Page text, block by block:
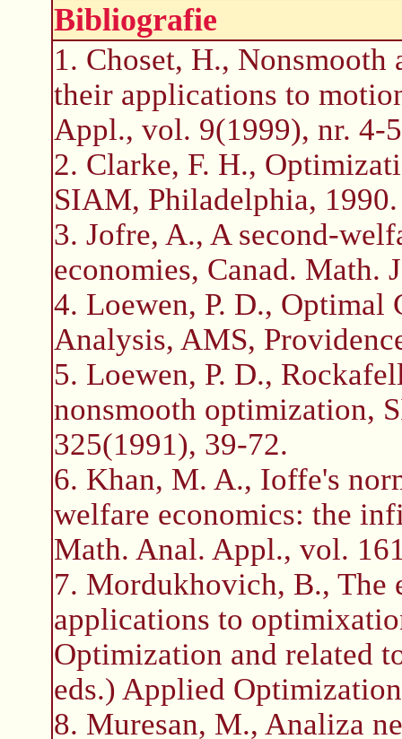
Bibliografie
1. Choset, H., Nonsmooth
their applications to
Appl., vol. 9(1999), nr. 4-
2. Clarke, F. H.,
SIAM, Philadelphia, 1990.
3. Jofre, A., A second-
economies, Canad. Math.
4. Loewen, P. D., Optimal
Analysis, AMS,
5. Loewen, P. D.,
nonsmooth optimization,
325(1991), 39-72.
6. Khan, M. A., Ioffe's
welfare economics: the
Math. Anal. Appl., vol.
7. Mordukhovich, B., The
applications to
Optimization and related
eds.) Applied
8. Muresan, M., Analiza